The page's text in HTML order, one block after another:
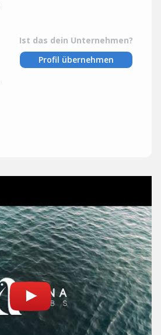
Ist das dein Unternehmen?
Profil übernehmen